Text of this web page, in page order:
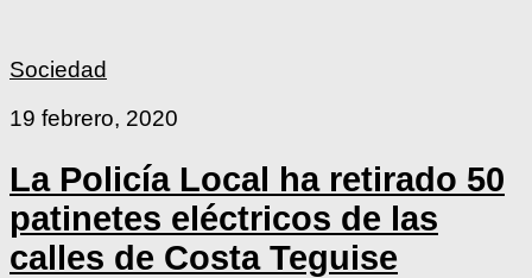
Sociedad
19 febrero, 2020
La Policía Local ha retirado 50
patinetes eléctricos de las
calles de Costa Teguise